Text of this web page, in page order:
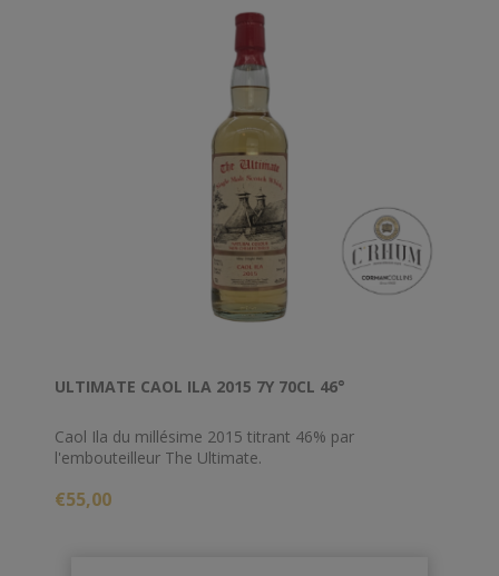
ULTIMATE CAOL ILA 2015 7Y 70CL 46°
Caol Ila du millésime 2015 titrant 46% par
l'embouteilleur The Ultimate.
€55,00